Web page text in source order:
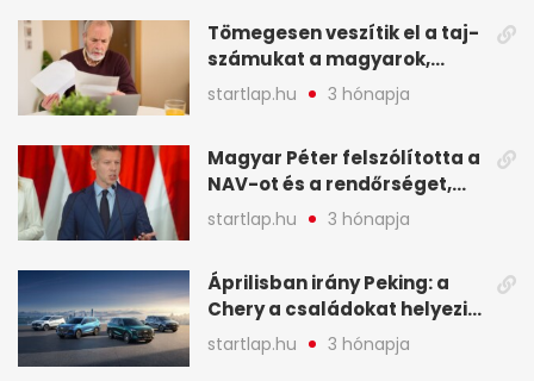
legfontosabb hírei
képekben
Tömegesen veszítik el a taj-
számukat a magyarok,
sokak ellen eljárást indít a
NAV - A hét hírei képekben
startlap.hu 3 hónapja
Magyar Péter felszólította a
NAV-ot és a rendőrséget,
tartóztassák le a NER-es
oligarchákat - A hét
startlap.hu 3 hónapja
Áprilisban irány Peking: a
Chery a családokat helyezi
globális mobilitási
programja középpontjába
startlap.hu 3 hónapja